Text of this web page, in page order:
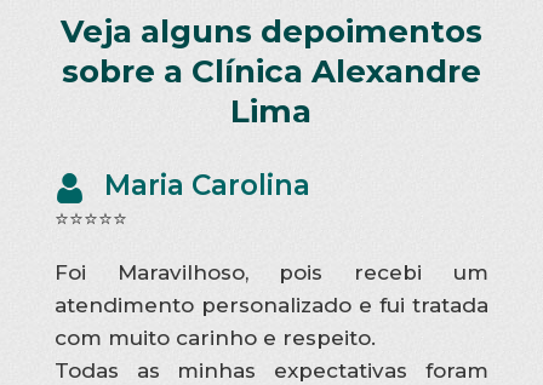
Veja alguns depoimentos
sobre a Clínica Alexandre
Lima
Maria Carolina
⭐⭐⭐⭐⭐
Foi Maravilhoso, pois recebi um
atendimento personalizado e fui tratada
com muito carinho e respeito.
Todas as minhas expectativas foram